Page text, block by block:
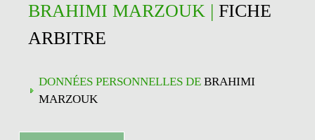
BRAHIMI MARZOUK | FICHE
ARBITRE
DONNÉES PERSONNELLES DE BRAHIMI
MARZOUK